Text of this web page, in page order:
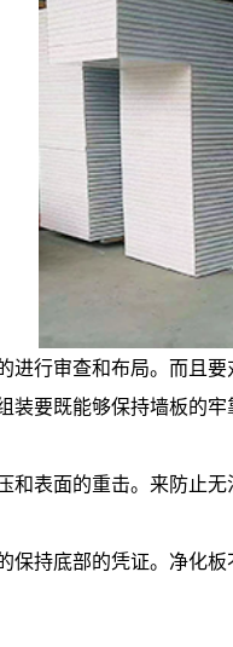
进行审查和布局。而且
要既能够保持墙板的
表面的重击。来防止
持底部的凭证。净化